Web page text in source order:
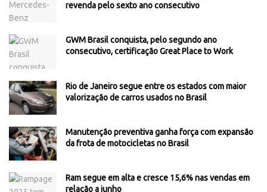
revenda pelo sexto ano consecutivo
GWM Brasil conquista, pelo segundo ano
consecutivo, certificação Great Place to Work
Rio de Janeiro segue entre os estados com maior
valorização de carros usados no Brasil
Manutenção preventiva ganha força com expansão
da frota de motocicletas no Brasil
Ram segue em alta e cresce 15,6% nas vendas em
relação a junho